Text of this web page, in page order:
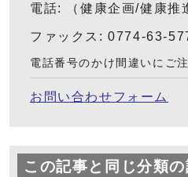
電話: （健康企画/健康
ファックス: 0774-63-
電話番号のかけ間違いにご
お問い合わせフォーム
この記事と同じ分類